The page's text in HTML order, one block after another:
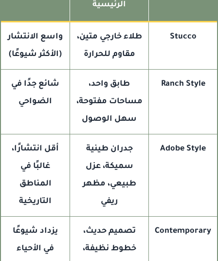
الرئيسية
Stucco
طلاء خارجي متين،
مقاوم للحرارة
واسع الانتشار
(الأكثر شيوعًا)
Ranch Style
طابق واحد،
مساحات مفتوحة،
سهل الوصول
شائع جدًا في
الضواحي
Adobe Style
جدران طينية
سميكة، عزل
طبيعي، مظهر
ريفي
أقل انتشارًا،
غالبًا في
المناطق
التاريخية
تصميم حديث،
خطوط نظيفة،
يزداد شيوعًا
في الأحياء